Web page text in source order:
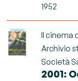
1952
Il cinema
Archivio
Società
2001: